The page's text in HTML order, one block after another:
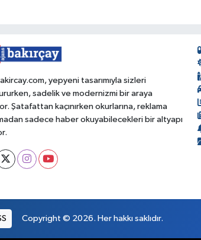
yepyeni tasarımıyla sizleri
sadelik ve modernizmi bir araya
Şatafattan kaçınırken okurlarına, reklama
sadece haber okuyabilecekleri bir altyapı
Copyright © 2026. Her hakkı saklıdır.